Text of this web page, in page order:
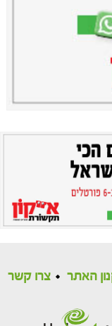
האתר צרו קשר